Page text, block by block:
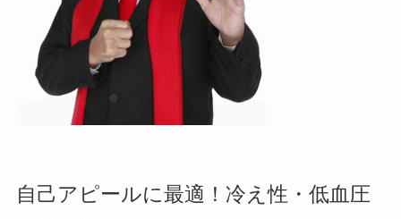
自己アピールに最適！冷え性・低血圧